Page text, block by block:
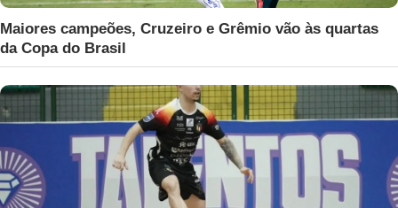
Maiores campeões, Cruzeiro e Grêmio vão às quartas
da Copa do Brasil